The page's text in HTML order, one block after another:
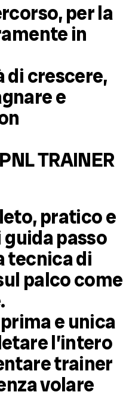
per la
in
crescere,
e
TRAINER
pratico e
passo
tecnica di
palco come
e unica
l’intero
trainer
volare